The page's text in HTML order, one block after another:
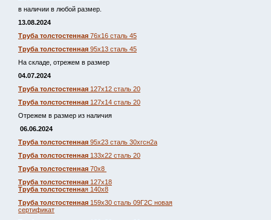
в наличии в любой размер.
13.08.2024
Труба толстостенная 76х16 сталь 45
Труба толстостенная 95х13 сталь 45
На складе, отрежем в размер
04.07.2024
Труба толстостенная 127х12 сталь 20
Труба толстостенная 127х14 сталь 20
Отрежем в размер из наличия
06.06.2024
Труба толстостенная 95х23 сталь 30хгсн2а
Труба толстостенная 133х22 сталь 20
Труба толстостенная 70х8
Труба толстостенная 127х18
Труба толстостенная 140х8
Труба толстостенная 159х30 сталь 09Г2С новая
сертификат